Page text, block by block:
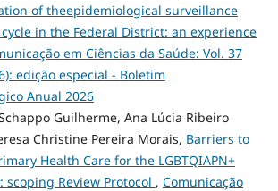
of theepidemiological surveillance
in the Federal District: an experience
em Ciências da Saúde: Vol. 37
edição especial - Boletim
Anual 2026
Guilherme, Ana Lúcia Ribeiro
Christine Pereira Morais, Barriers to
Health Care for the LGBTQIAPN+
scoping Review Protocol , Comunicação